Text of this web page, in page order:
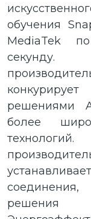
обучения
MediaTek
решениями
более